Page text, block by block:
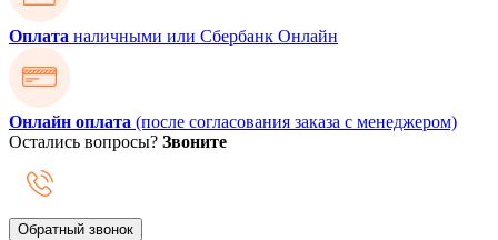
Оплата наличными или Сбербанк Онлайн
Онлайн оплата (после согласования заказа с менеджером)
Остались вопросы? Звоните
Обратный звонок